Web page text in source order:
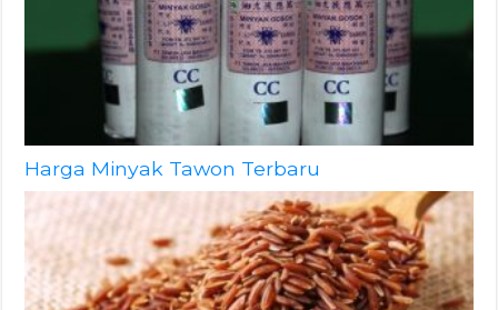
Harga Minyak Tawon Terbaru